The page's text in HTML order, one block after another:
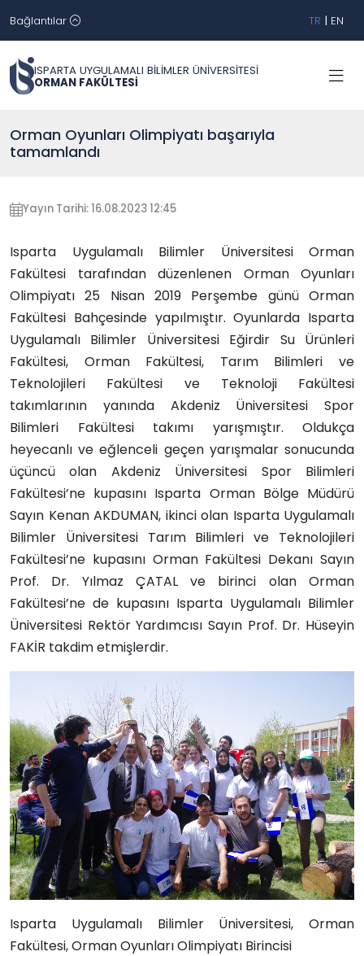
Bağlantılar TR | EN
ISPARTA UYGULAMALI BİLİMLER ÜNİVERSİTESİ
ORMAN FAKÜLTESİ
Orman Oyunları Olimpiyatı başarıyla
tamamlandı
Yayın Tarihi: 16.08.2023 12:45
Isparta Uygulamalı Bilimler Üniversitesi Orman
Fakültesi tarafından düzenlenen Orman Oyunları
Olimpiyatı 25 Nisan 2019 Perşembe günü Orman
Fakültesi Bahçesinde yapılmıştır. Oyunlarda Isparta
Uygulamalı Bilimler Üniversitesi Eğirdir Su Ürünleri
Fakültesi, Orman Fakültesi, Tarım Bilimleri ve
Teknolojileri Fakültesi ve Teknoloji Fakültesi
takımlarının yanında Akdeniz Üniversitesi Spor
Bilimleri Fakültesi takımı yarışmıştır. Oldukça
heyecanlı ve eğlenceli geçen yarışmalar sonucunda
üçüncü olan Akdeniz Üniversitesi Spor Bilimleri
Fakültesi’ne kupasını Isparta Orman Bölge Müdürü
Sayın Kenan AKDUMAN, ikinci olan Isparta Uygulamalı
Bilimler Üniversitesi Tarım Bilimleri ve Teknolojileri
Fakültesi’ne kupasını Orman Fakültesi Dekanı Sayın
Prof. Dr. Yılmaz ÇATAL ve birinci olan Orman
Fakültesi’ne de kupasını Isparta Uygulamalı Bilimler
Üniversitesi Rektör Yardımcısı Sayın Prof. Dr. Hüseyin
FAKİR takdim etmişlerdir.
Isparta Uygulamalı Bilimler Üniversitesi, Orman
Fakültesi,Orman Oyunları Olimpiyatı Birincisi